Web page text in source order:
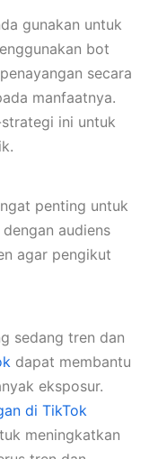
gunakan untuk
bot
secara
manfaatnya.
ini untuk
penting untuk
audiens
agar pengikut
sedang tren dan
dapat membantu
eksposur.
di TikTok
meningkatkan